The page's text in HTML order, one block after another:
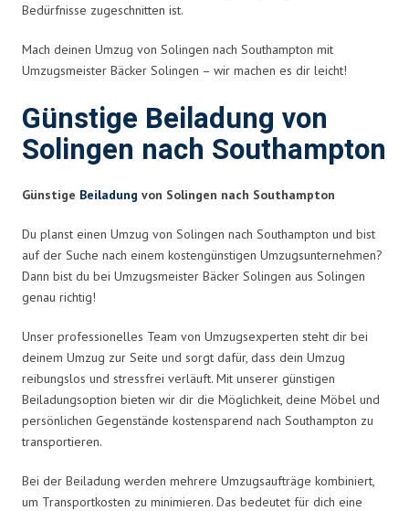
Bedürfnisse zugeschnitten ist.
Mach deinen Umzug von Solingen nach Southampton mit
Umzugsmeister Bäcker Solingen – wir machen es dir leicht!
Günstige Beiladung von
Solingen nach Southampton
Günstige Beiladung von Solingen nach Southampton
Du planst einen Umzug von Solingen nach Southampton und bist
auf der Suche nach einem kostengünstigen Umzugsunternehmen?
Dann bist du bei Umzugsmeister Bäcker Solingen aus Solingen
genau richtig!
Unser professionelles Team von Umzugsexperten steht dir bei
deinem Umzug zur Seite und sorgt dafür, dass dein Umzug
reibungslos und stressfrei verläuft. Mit unserer günstigen
Beiladungsoption bieten wir dir die Möglichkeit, deine Möbel und
persönlichen Gegenstände kostensparend nach Southampton zu
transportieren.
Bei der Beiladung werden mehrere Umzugsaufträge kombiniert,
um Transportkosten zu minimieren. Das bedeutet für dich eine